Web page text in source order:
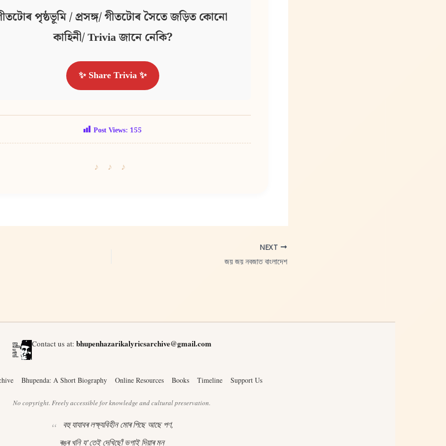
পৃষ্ঠভূমি / প্ৰসঙ্গ/ গীতটোৰ সৈতে জড়িত কোনো
কাহিনী/ Trivia জানে নেকি?
✨ Share Trivia ✨
Post Views: 155
NEXT
জয় জয় নবজাত বাংলাদেশ
Contact us at: bhupenhazarikalyricsarchive@gmail.com
Bhupenda: A Short Biography Online Resources Books Timeline Support Us
No copyright. Freely accessible for knowledge and cultural preservation.
বহু যাযাবৰ লক্ষ্যবিহীন মোৰ পিছে আছে পণ,
ৰঙৰ খনি য’তেই দেখিছোঁ ভগাই দিয়াৰ মন